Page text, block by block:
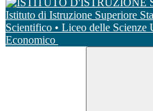
Istituto di Istruzione Superiore
Scientifico • Liceo delle Scienze
Economico